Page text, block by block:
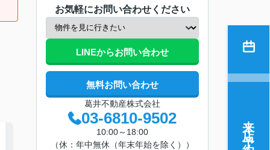
お気軽にお問い合わせください
LINEからお問い合わせ
無料お問い合わせ
葛井不動産株式会社
03-6810-9502
10:00～18:00
（休：年中無休（年末年始を除く））
来店予約